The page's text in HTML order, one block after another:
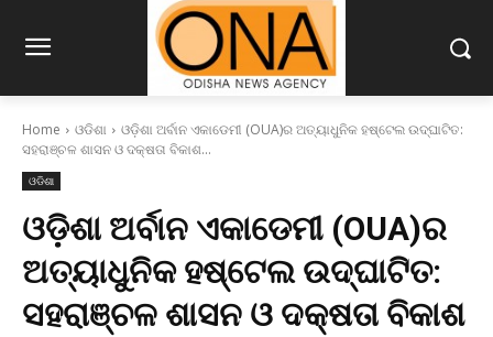
Home ଓଡିଶା
ଓଡ଼ିଶା ଅର୍ବାନ ଏକାଡେମୀ (OUA)ର ଅତ୍ୟାଧୁନିକ ହଷ୍ଟେଲ ଉଦ୍‌ଘାଟିତ:
ସହରାଞ୍ଚଳ ଶାସନ ଓ ଦକ୍ଷତା ବିକାଶ...
ଓଡିଶା
ଓଡ଼ିଶା ଅର୍ବାନ ଏକାଡେମୀ (OUA)ର
ଅତ୍ୟାଧୁନିକ ହଷ୍ଟେଲ ଉଦ୍‌ଘାଟିତ:
ସହରାଞ୍ଚଳ ଶାସନ ଓ ଦକ୍ଷତା ବିକାଶ